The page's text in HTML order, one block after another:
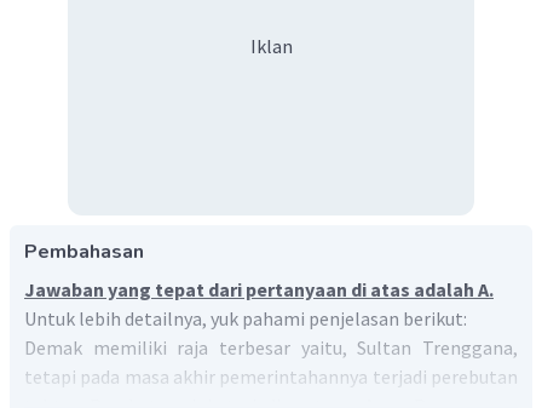
Iklan
Pembahasan
Jawaban yang tepat dari pertanyaan di atas adalah A.
Untuk lebih detailnya, yuk pahami penjelasan berikut:
Demak memiliki raja terbesar yaitu, Sultan Trenggana,
tetapi pada masa akhir pemerintahannya terjadi perebutan